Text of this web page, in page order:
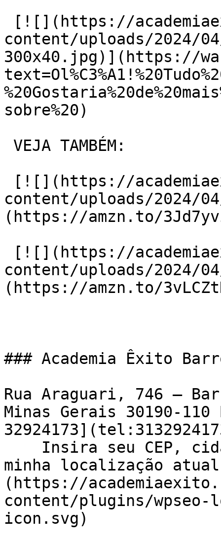
content/uploads/2024/
300x40.jpg)](https://
sobre%20)
content/uploads/2024/
(https://amzn.to/
content/uploads/2024/
(https://amzn.to/
### Academia Êxito
Rua Araguari, 746 –
Minas Gerais 30190-
minha localização
(https://
content/plugins/
icon.svg)